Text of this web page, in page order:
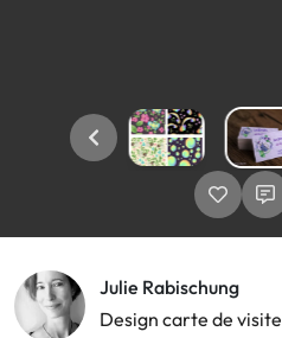
Julie Rabischung
Design carte de visite